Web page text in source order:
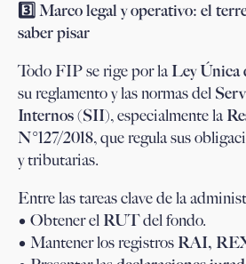
3️ ⃣ Marco legal y operativo: el
saber pisar
Todo FIP se rige por laLey Única
su reglamento y las normas del
Internos (SII), especialmente la
N°127/2018, que regula sus
y tributarias.
Entre las tareas clave de la
• Obtener el RUTdel fondo.
• Mantener los registros RAI,